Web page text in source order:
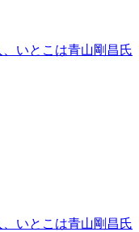
いとこは青山剛昌氏
いとこは青山剛昌氏